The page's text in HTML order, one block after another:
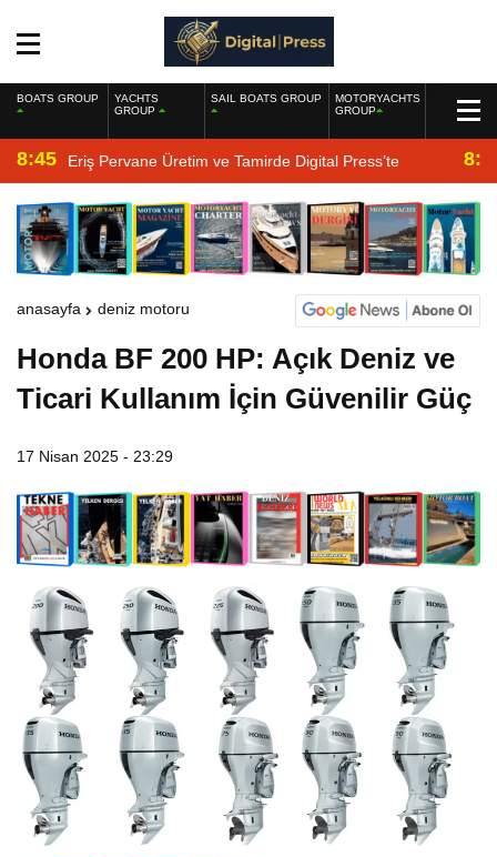
BOATS GROUP
YACHTS
GROUP
SAIL BOATS GROUP
MOTORYACHTS
GROUP
8:45 Eriş Pervane Üretim ve Tamirde Digital Press’te
anasayfa deniz motoru
Honda BF 200 HP: Açık Deniz ve
Ticari Kullanım İçin Güvenilir Güç
17 Nisan 2025 - 23:29